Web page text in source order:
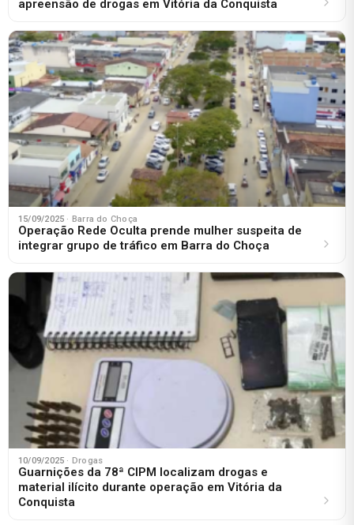
apreensão de drogas em Vitória da Conquista
15/09/2025 · Barra do Choça
Operação Rede Oculta prende mulher suspeita de
integrar grupo de tráfico em Barra do Choça
10/09/2025 · Drogas
Guarnições da 78ª CIPM localizam drogas e
material ilícito durante operação em Vitória da
Conquista